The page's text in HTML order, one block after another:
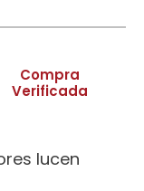
Compra
Verificada
lucen